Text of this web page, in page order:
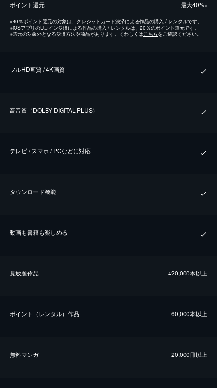
ポイント還元 最⼤40%※
※40％ポイント還元の対象は、クレジットカード決済による作品の購入 / レンタルです。
※iOSアプリのUコイン決済による作品の購入 / レンタルは、20％のポイント還元です。
※還元の対象外となる決済方法や商品があります。くわしくは こちらをご確認ください。
フルHD画質 / 4K画質
⾼⾳質（DOLBY DIGITAL PLUS）
テレビ / スマホ / PCなどに対応
ダウンロード機能
動画も書籍も楽しめる
⾒放題作品 420,000本以上
ポイント（レンタル）作品 60,000本以上
無料マンガ 20,000冊以上